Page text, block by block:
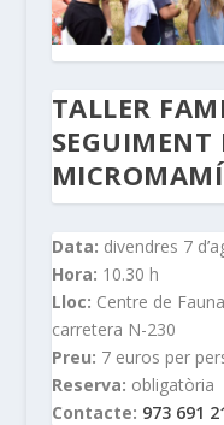
TALLER
SEGUIMENT
Data: divendres 7
Hora: 10.30 h
Lloc: Centre de
carretera N-230
Preu: 7 euros per
Reserva: obligatòria
Contacte: 973 691